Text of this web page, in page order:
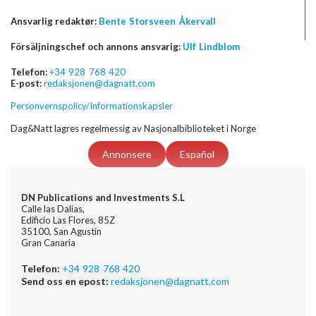
Ansvarlig redaktør: Bente Storsveen Åkervall
Försäljningschef och annons ansvarig: Ulf Lindblom
Telefon:+34 928 768 420
E-post:redaksjonen@dagnatt.com
Personvernspolicy/Informationskapsler
Dag&Natt lagres regelmessig av Nasjonalbiblioteket i Norge
Annonsere Español
DN Publications and Investments S.L
Calle las Dalias,
Edificio Las Flores, 85Z
35100, San Agustin
Gran Canaria
Telefon: +34 928 768 420
Send oss en epost: redaksjonen@dagnatt.com